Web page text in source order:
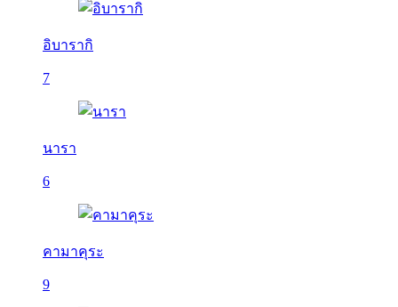
อิบารากิ
7
นารา
6
คามาคุระ
9